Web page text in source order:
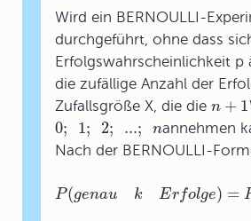
Wird ein BERNOULLI-
durchgeführt, ohne dass
Erfolgswahrscheinlichkeit p
die zufällige Anzahl der
Zufallsgröße X, die die n + 1
0; 1; 2; ...; nannehmen
Nach der BERNOULLI-
P(genau k Erfolge) =
P(genau E olge)=P(X =k